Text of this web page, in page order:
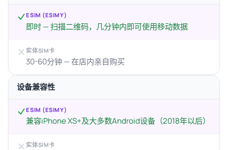
ESIM (ESIMY)
即时 — 扫描二维码，几分钟内即可使用移动数据
实体SIM卡
30-60分钟 — 在店内亲自购买
设备兼容性
ESIM (ESIMY)
兼容iPhone XS+及大多数Android设备（2018年以后）
实体SIM卡